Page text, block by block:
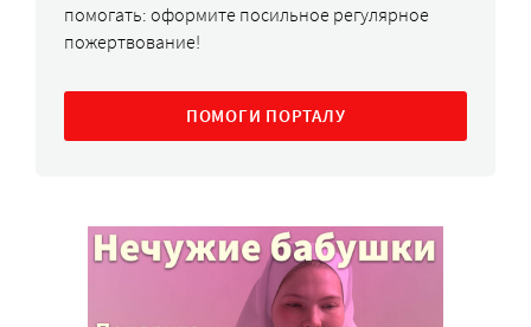
помогать: оформите посильное регулярное
пожертвование!
ПОМОГИ ПОРТАЛУ